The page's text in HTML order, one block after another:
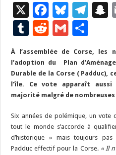
X
F
ac
e
b
o
o
k
Bl
u
es
ky
T
gr
a
m
S
c
T
m
bl
r
R
e
d
di
t
G
ai
l
ar
ta
g
er
À l’assemblée de Corse, les
l’adoption du Plan
Durable de la Corse ( Padduc),
l’île. Ce vote apparaît
majorité malgré de
Six années de polémique, un vote
tout le monde s’accorde à
d’historique » mais toujours pas
Padduc effectif pour la Corse. « Il